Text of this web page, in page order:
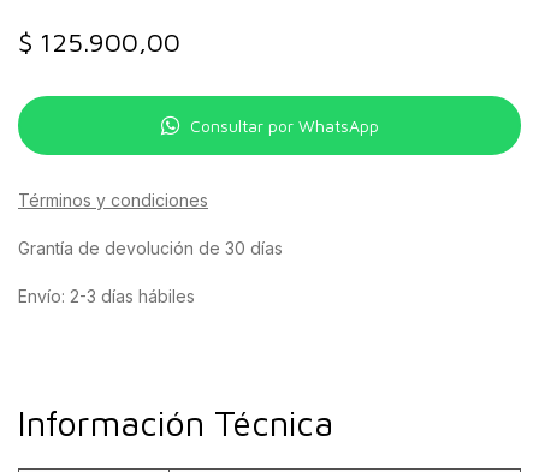
$ 125.900,00
Consultar por WhatsApp
Términos y condiciones
Grantía de devolución de 30 días
Envío: 2-3 días hábiles
Información Técnica